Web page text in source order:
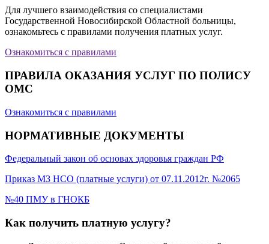
Для лучшего взаимодействия со специалистами
Государственной Новосибирской Областной больницы,
ознакомьтесь с правилами получения платных услуг.
Ознакомиться с правилами
ПРАВИЛА ОКАЗАНИЯ УСЛУГ ПО ПОЛИСУ
ОМС
Ознакомиться с правилами
НОРМАТИВНЫЕ ДОКУМЕНТЫ
Федеральный закон об основах здоровья граждан РФ
Приказ МЗ НСО (платные услуги) от 07.11.2012г. №2065
№40 ПМУ в ГНОКБ
Как получить платную услугу?